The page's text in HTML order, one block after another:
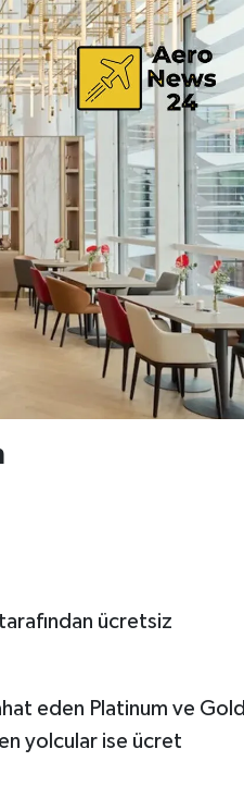
ücretsiz
eden Platinum ve Gold
yolcular ise ücret